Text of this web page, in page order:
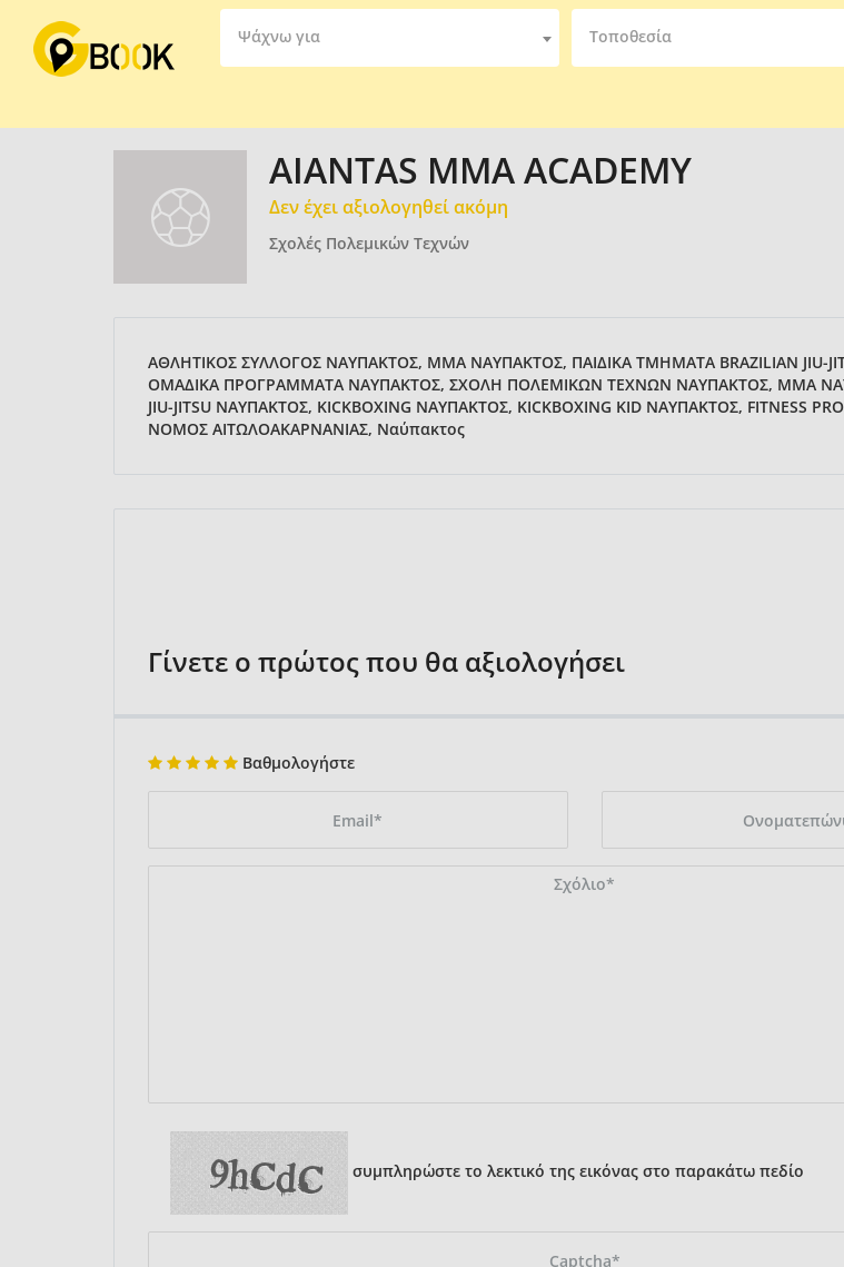
Ψάχνω για Τοποθεσία
AIANTAS MMA ACADEMY
Δεν έχει αξιολογηθεί ακόμη
Σχολές Πολεμικών Τεχνών
ΑΘΛΗΤΙΚΟΣ ΣΥΛΛΟΓΟΣ ΝΑΥΠΑΚΤΟΣ, MMA ΝΑΥΠΑΚΤΟΣ, ΠΑΙΔΙΚΑ ΤΜΗΜΑΤΑ BRAZILIAN JIU-
ΟΜΑΔΙΚΑ ΠΡΟΓΡΑΜΜΑΤΑ ΝΑΥΠΑΚΤΟΣ, ΣΧΟΛΗ ΠΟΛΕΜΙΚΩΝ ΤΕΧΝΩΝ ΝΑΥΠΑΚΤΟΣ, ΜΜΑ
JIU-JITSU ΝΑΥΠΑΚΤΟΣ, KICKBOXING ΝΑΥΠΑΚΤΟΣ, KICKBOXING KID ΝΑΥΠΑΚΤΟΣ, FITNESS
ΝΟΜΟΣ ΑΙΤΩΛΟΑΚΑΡΝΑΝΙΑΣ, Ναύπακτος
Γίνετε ο πρώτος που θα αξιολογήσει
Βαθμολογήστε
συμπληρώστε το λεκτικό της εικόνας στο παρακάτω πεδίο